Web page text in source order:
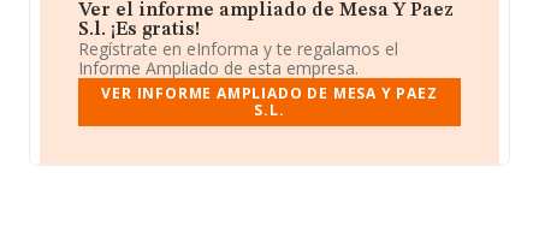
Ver el informe ampliado de Mesa Y Paez
S.l. ¡Es gratis!
Regístrate en eInforma y te regalamos el
Informe Ampliado de esta empresa.
VER INFORME AMPLIADO DE MESA Y PAEZ
S.L.